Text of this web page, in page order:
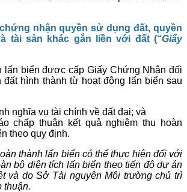
nhận quyền sử dụng đất, quyền
tài sản khác gắn liền với đất (“Giấy
lấn biển được cấp Giấy Chứng Nhận đối
hình thành từ hoạt động lấn biển sau
nghĩa vụ tài chính về đất đai; và
chấp thuận kết quả nghiệm thu hoàn
theo quy định.
thành lấn biển có thể thực hiện đối với
bộ diện tích lấn biển theo tiến độ dự án
và do Sở Tài nguyên Môi trường chủ trì
thuận.